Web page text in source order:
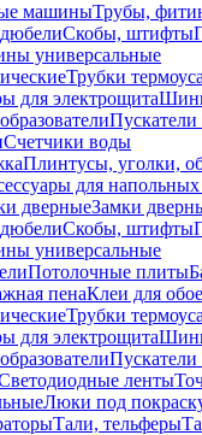
машиныТрубы,
Скобы, штифты
универсальные
Трубки
для электрощита
Счетчики воды
Плинтусы, уголки,
для
дверныеЗамки
Скобы, штифты
универсальные
Потолочные плиты
пенаКлеи для
Трубки
для электрощита
ленты
Люки под
Тали, тельферы